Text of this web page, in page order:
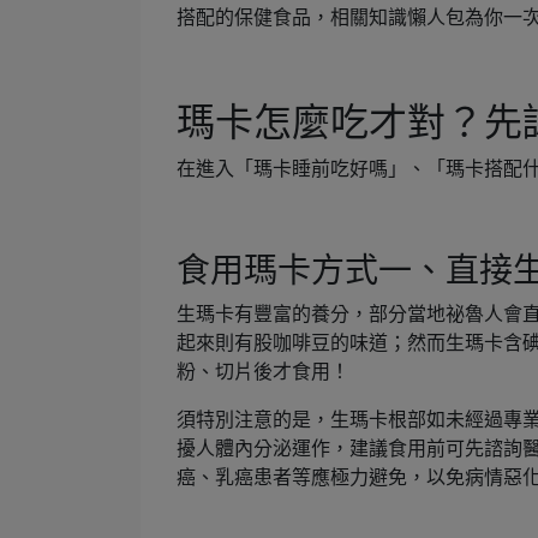
搭配的保健食品，相關知識懶人包為你一
瑪卡怎麼吃才對？先
在進入「瑪卡睡前吃好嗎」、「瑪卡搭配
食用瑪卡方式一、直接
生瑪卡有豐富的養分，部分當地祕魯人會
起來則有股咖啡豆的味道；然而生瑪卡含
粉、切片後才食用！
須特別注意的是，生瑪卡根部如未經過專
擾人體內分泌運作，建議食用前可先諮詢
癌、乳癌患者等應極力避免，以免病情惡